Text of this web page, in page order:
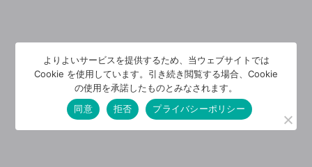
よりよいサービスを提供するため、当ウェブサイトでは
Cookie を使用しています。引き続き閲覧する場合、Cookie
の使用を承諾したものとみなされます。
同意
拒否 プライバシーポリシー